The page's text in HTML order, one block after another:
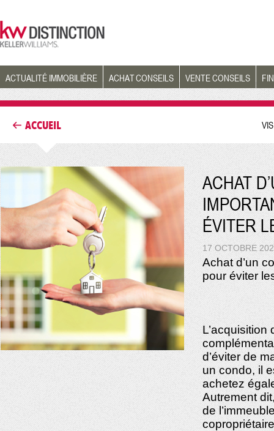
ACTUALITÉ IMMOBILIÈRE ACHAT CONSEILS VENTE CONSEILS
ACCUEIL
ACHAT
ÉVITER
17 OCTOBRE
Achat d’un
pour éviter
L’acquisition
d’éviter de
un condo, il
achetez
Autrement
de